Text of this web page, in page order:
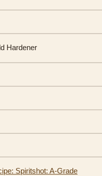
Hardener
Spiritshot: A-Grade